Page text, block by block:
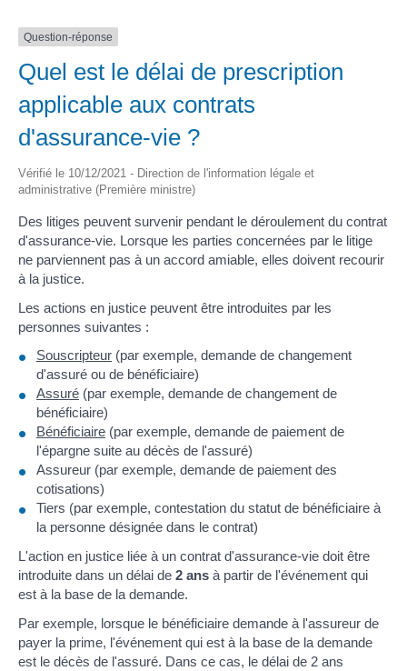
Question-réponse
Quel est le délai de prescription
applicable aux contrats
d'assurance-vie ?
Vérifié le 10/12/2021 - Direction de l'information légale et
administrative (Première ministre)
Des litiges peuvent survenir pendant le déroulement du contrat
d'assurance-vie. Lorsque les parties concernées par le litige
ne parviennent pas à un accord amiable, elles doivent recourir
à la justice.
Les actions en justice peuvent être introduites par les
personnes suivantes :
Souscripteur (par exemple, demande de changement
d'assuré ou de bénéficiaire)
Assuré (par exemple, demande de changement de
bénéficiaire)
Bénéficiaire (par exemple, demande de paiement de
l'épargne suite au décès de l'assuré)
Assureur (par exemple, demande de paiement des
cotisations)
Tiers (par exemple, contestation du statut de bénéficiaire à
la personne désignée dans le contrat)
L'action en justice liée à un contrat d'assurance-vie doit être
introduite dans un délai de 2 ans à partir de l'événement qui
est à la base de la demande.
Par exemple, lorsque le bénéficiaire demande à l'assureur de
payer la prime, l'événement qui est à la base de la demande
est le décès de l'assuré. Dans ce cas, le délai de 2 ans